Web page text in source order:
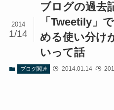
ブログの過去
「Tweetily」
める使い分け
いって話
2014
1/14
ブログ関連 2014.01.14